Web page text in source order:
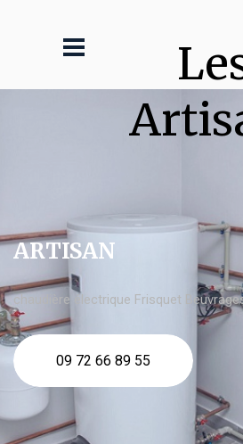
ARTISAN
chaudière électrique Frisquet
09 72 66 89 55